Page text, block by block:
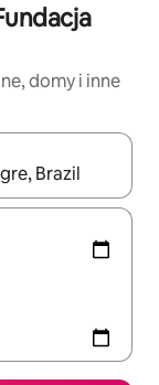
domy i inne
się po nich za